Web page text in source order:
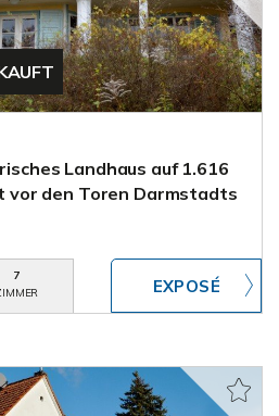
Landhaus auf 1.616
vor den Toren Darmstadts
7